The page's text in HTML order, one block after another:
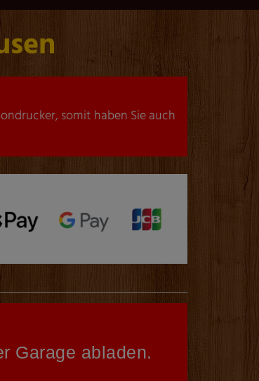
somit haben Sie auch
Garage abladen.